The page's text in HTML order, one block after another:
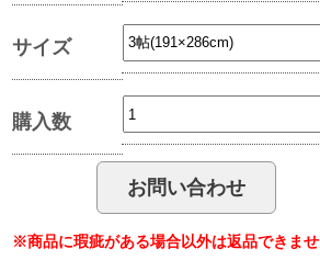
サイズ
購入数
※商品に瑕疵がある場合以外は返品できま